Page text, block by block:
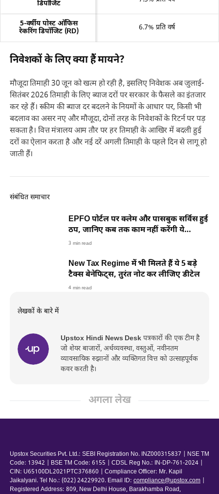
डिपॉजिट
5-वर्षीय पोस्ट ऑफिस
रेकरिंग डिपॉजिट (RD)
6.7% प्रति वर्ष
निवेशकों के लिए क्या हैं मायने?
मौजूदा तिमाही 30 जून को खत्म हो रही है, इसलिए निवेशक अब जुलाई-
सितंबर 2026 तिमाही के लिए ब्याज दरों पर सरकार के फैसले का इंतजार
कर रहे हैं। स्कीम की ब्याज दर बदलने के नियमों के आधार पर, किसी भी
बदलाव का असर नए और मौजूदा, दोनों तरह के निवेशकों के रिटर्न पर पड़
सकता है। वित्त मंत्रालय आम तौर पर हर तिमाही के आखिर में बदली हुई
दरों का ऐलान करता है और नई दरें अगली तिमाही के पहले दिन से लागू हो
जाती हैं।
संबंधित समाचार
EPFO पोर्टल पर क्लेम और पासबुक सर्विस हुई
ठप, जानिए कब तक काम नहीं करेंगी ये
सुविधाएं
3 min read
New Tax Regime में भी मिलते हैं ये 5 बड़े
टैक्स बेनेफिट्स, तुरंत नोट कर लीजिए डीटेल
4 min read
लेखकों के बारे में
Upstox Hindi News Desk पत्रकारों की एक टीम है
जो शेयर बाजारों, अर्थव्यवस्था, वस्तुओं, नवीनतम
व्यावसायिक रुझानों और व्यक्तिगत वित्त को उत्साहपूर्वक
कवर करती है।
अगला लेख
Upstox Securities Pvt. Ltd.: SEBI Registration No. INZ000315837 | NSE TM
Code: 13942 | BSE TM Code: 6155 | CDSL Reg No.: IN-DP-761-2024 |
CIN: U65100DL2021PTC376860 | Compliance Officer: Mr. Kapil
Jaikalyani. Tel No.: (022) 24229920. Email ID: compliance@upstox.com
Registered Address: 809, New Delhi House, Barakhamba Road,